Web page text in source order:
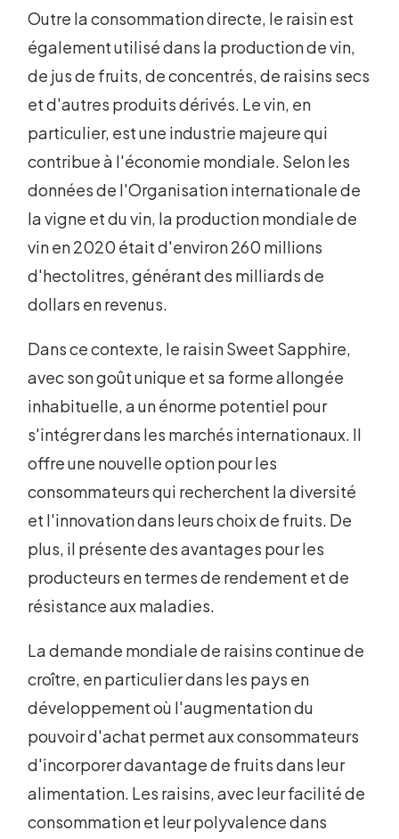
Outre la consommation directe, le raisin est
également utilisé dans la production de vin,
de jus de fruits, de concentrés, de raisins secs
et d'autres produits dérivés. Le vin, en
particulier, est une industrie majeure qui
contribue à l'économie mondiale. Selon les
données de l'Organisation internationale de
la vigne et du vin, la production mondiale de
vin en 2020 était d'environ 260 millions
d'hectolitres, générant des milliards de
dollars en revenus.
Dans ce contexte, le raisin Sweet Sapphire,
avec son goût unique et sa forme allongée
inhabituelle, a un énorme potentiel pour
s'intégrer dans les marchés internationaux. Il
offre une nouvelle option pour les
consommateurs qui recherchent la diversité
et l'innovation dans leurs choix de fruits. De
plus, il présente des avantages pour les
producteurs en termes de rendement et de
résistance aux maladies.
La demande mondiale de raisins continue de
croître, en particulier dans les pays en
développement où l'augmentation du
pouvoir d'achat permet aux consommateurs
d'incorporer davantage de fruits dans leur
alimentation. Les raisins, avec leur facilité de
consommation et leur polyvalence dans